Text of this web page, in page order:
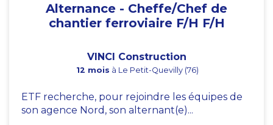
Alternance - Cheffe/Chef de
chantier ferroviaire F/H F/H
VINCI Construction
12 mois à Le Petit-Quevilly (76)
ETF recherche, pour rejoindre les équipes de
son agence Nord, son alternant(e)...